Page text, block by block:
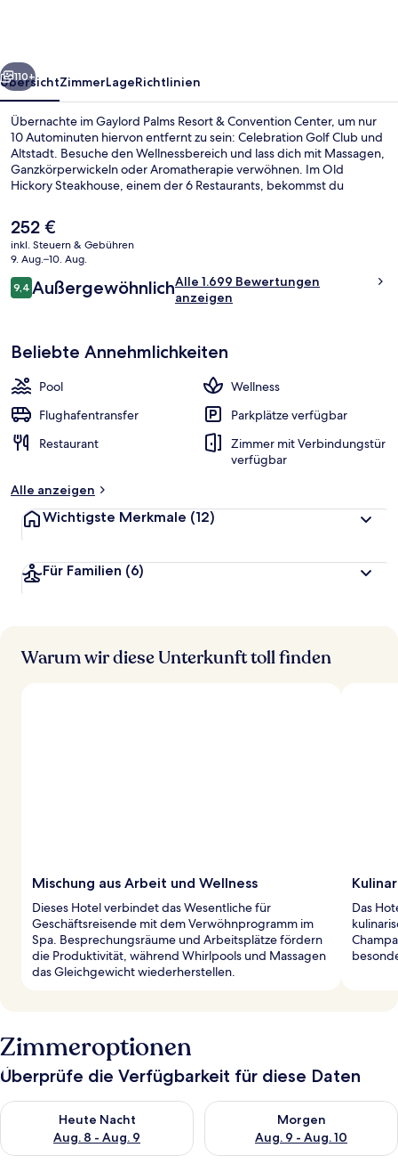
Weiter
110+
ÜbersichtZimmerLageRichtlinien
Übernachte im Gaylord Palms Resort & Convention Center, um nur
10 Autominuten hiervon entfernt zu sein: Celebration Golf Club und
Altstadt. Besuche den Wellnessbereich und lass dich mit Massagen,
Ganzkörperwickeln oder Aromatherapie verwöhnen. Im Old
Hickory Steakhouse, einem der 6 Restaurants, bekommst du
ein Wasserpark und eine Poolbar. Der Pool und das hilfsbereite
Personal erhalten tolle Bewertungen von anderen Reisenden.
Der
aktuelle
Preis
252 €.
252 €
inkl. Steuern & Gebühren
9. Aug.–10. Aug.
Bewertungen
9,49,4 von 10.
AußergewöhnlichAlle 1.699 Bewertungen
anzeigen
Beliebte Annehmlichkeiten
Pool
Wellness
Flughafentransfer
Parkplätze verfügbar
Restaurant
Zimmer mit Verbindungstür
verfügbar
Alle anzeigen
Wichtigste Merkmale (12)
Für Familien (6)
Warum wir diese Unterkunft toll finden
Mischung aus Arbeit und Wellness
Dieses Hotel verbindet das Wesentliche für
Geschäftsreisende mit dem Verwöhnprogramm im
Spa. Besprechungsräume und Arbeitsplätze fördern
die Produktivität, während Whirlpools und Massagen
das Gleichgewicht wiederherstellen.
Das
Zimmeroptionen
Überprüfe die Verfügbarkeit für diese Daten
Heute Nacht
Aug. 8 - Aug. 9
Überprüfe die Verfügbarkeit für heute Nacht, Aug. 8 - Aug. 9.
Morgen
Aug. 9 - Aug. 10
Überprüfe die Verfügbarkeit